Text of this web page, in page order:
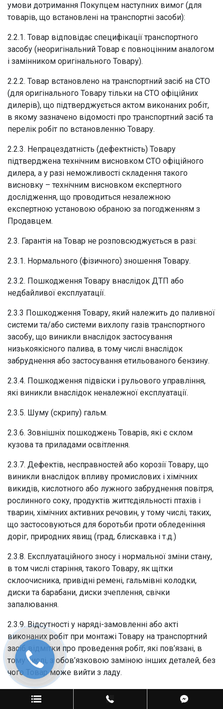
умови дотримання Покупцем наступних вимог (для
товарів, що встановлені на транспортні засоби):
2.2.1. Товар відповідає специфікації транспортного
засобу (неоригінальний Товар є повноцінним аналогом
і замінником оригінального Товару).
2.2.2. Товар встановлено на транспортний засіб на СТО
(для оригінального Товару тільки на СТО офіційних
дилерів), що підтверджується актом виконаних робіт,
в якому зазначено відомості про транспортний засіб та
перелік робіт по встановленню Товару.
2.2.3. Непрацездатність (дефектність) Товару
підтверджена технічним висновком СТО офіційного
дилера, а у разі неможливості складення такого
висновку – технічним висновком експертного
дослідження, що проводиться незалежною
експертною установою обраною за погодженням з
Продавцем.
2.3. Гарантія на Товар не розповсюджується в разі:
2.3.1. Нормального (фізичного) зношення Товару.
2.3.2. Пошкодження Товару внаслідок ДТП або
недбайливої експлуатації.
2.3.3 Пошкодження Товару, який належить до паливної
системи та/або системи вихлопу газів транспортного
засобу, що виникли внаслідок застосування
низькоякісного палива, в тому числі внаслідок
забруднення або застосування етильованого бензину.
2.3.4. Пошкодження підвіски і рульового управління,
які виникли внаслідок неналежної експлуатації.
2.3.5. Шуму (скрипу) гальм.
2.3.6. Зовнішніх пошкоджень Товарів, які є склом
кузова та приладами освітлення.
2.3.7. Дефектів, несправностей або корозії Товару, що
виникли внаслідок впливу промислових і хімічних
викидів, кислотного або лужного забруднення повітря,
рослинного соку, продуктів життєдіяльності птахів і
тварин, хімічних активних речовин, у тому числі, таких,
що застосовуються для боротьби проти обледеніння
доріг, природних явищ (град, блискавка і т.д.)
2.3.8. Експлуатаційного зносу і нормальної зміни стану,
в том числі старіння, такого Товару, як щітки
склоочисника, привідні ремені, гальмівні колодки,
диски та барабани, диски зчеплення, свічки
запалювання.
2.3.9. Відсутності у наряді-замовленні або акті
виконаних робіт при монтажі Товару на транспортний
засіб відмітки про проведення робіт, які пов’язані, в
тому числі, з обов’язковою заміною інших деталей, без
чого Товар може вийти з ладу.
2.3.10. Товар відноситься до категорії витратних
матеріалів (зокрема, але не виключно: мастила,